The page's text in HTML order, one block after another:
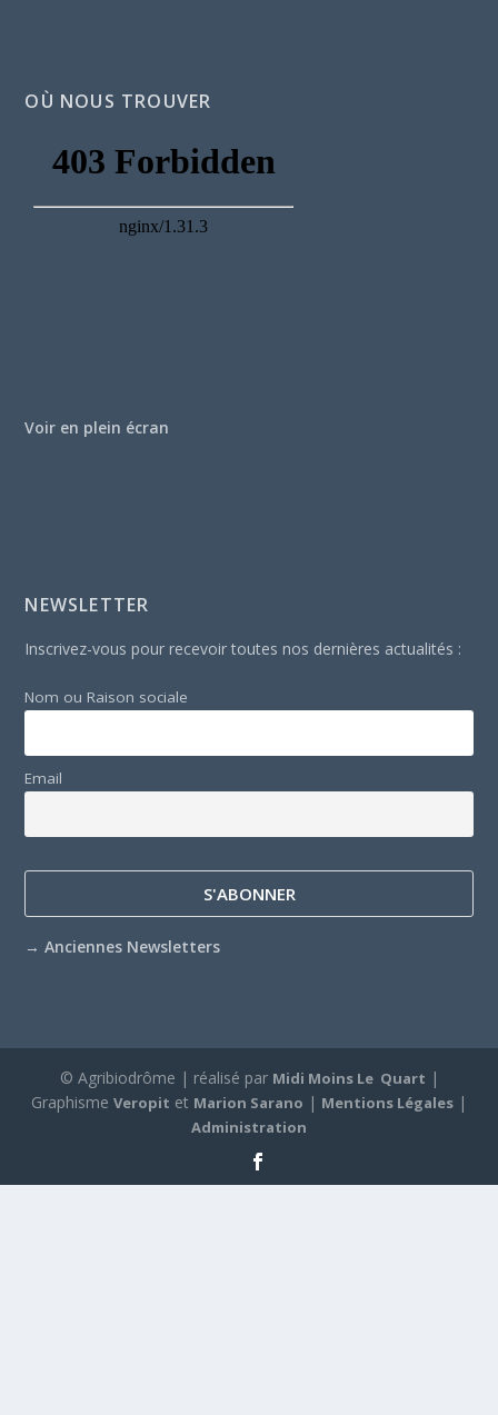
OÙ NOUS TROUVER
Voir en plein écran
NEWSLETTER
Inscrivez-vous pour recevoir toutes nos dernières actualités :
Nom ou Raison sociale
Email
→Anciennes Newsletters
© Agribiodrôme | réalisé par Midi Moins Le Quart |
Graphisme Veropit et Marion Sarano | Mentions Légales |
Administration